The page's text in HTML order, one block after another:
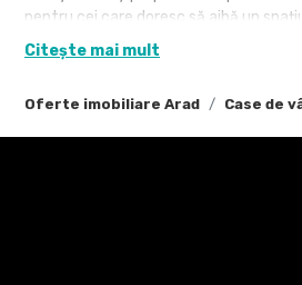
Oferte imobiliare Arad Case de
pentru cei care doresc să aibă un
locuit sau pentru alte activități.
Suprafață construită: 100 mp
Citește mai mult